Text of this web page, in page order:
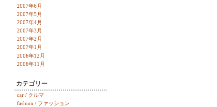
2007年6月
2007年5月
2007年4月
2007年3月
2007年2月
2007年1月
2006年12月
2006年11月
カテゴリー
car / クルマ
fashion / ファッション